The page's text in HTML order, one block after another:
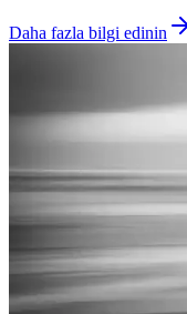
Daha fazla bilgi edinin